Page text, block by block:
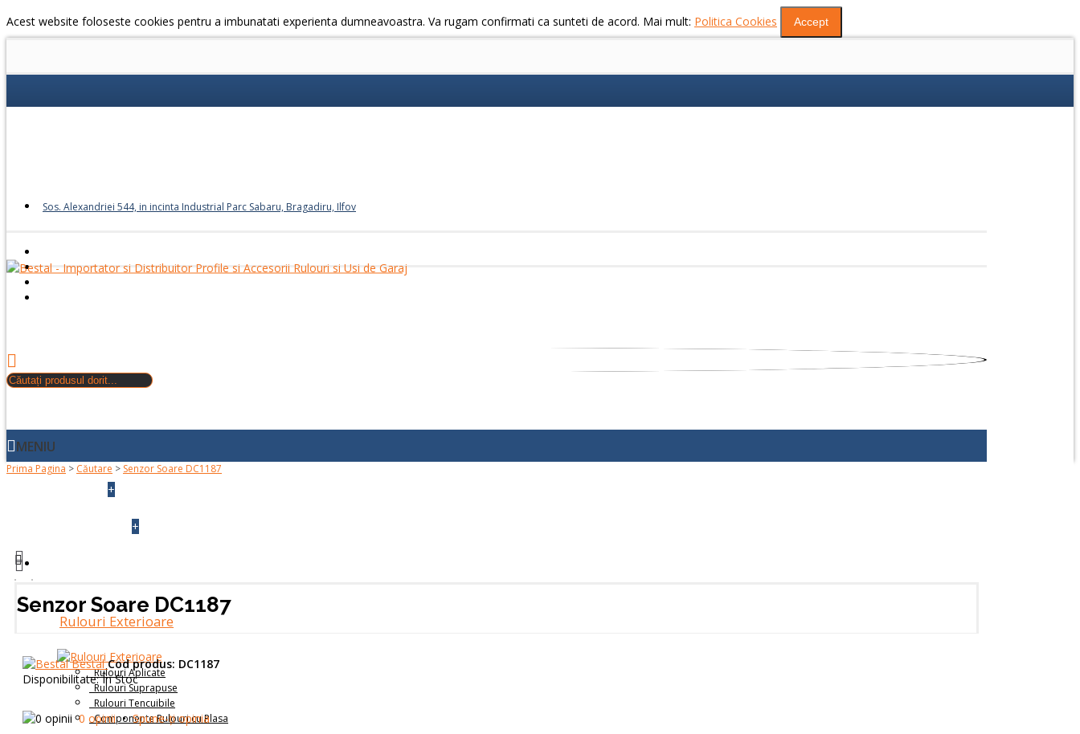
Acest website foloseste cookies pentru a imbunatati experienta dumneavoastra. Va rugam confirmati ca sunteti de acord. Mai mult: Politica Cookies Accept
Sos. Alexandriei 544, in incinta Industrial Parc Sabaru, Bragadiru, Ilfov
MENIU
+
+
Rulouri Exterioare
Rulouri Aplicate
Rulouri Suprapuse
Rulouri Tencuibile
Componente Rulouri cu Plasa
Prima Pagina > Căutare > Senzor Soare DC1187
Senzor Soare DC1187
BestalCod produs: DC1187
Disponibilitate: În Stoc
0 opinii•Spune-ţi opinia